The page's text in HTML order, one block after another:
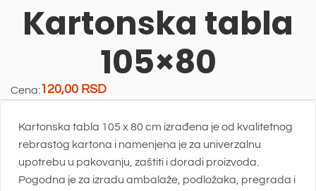
Kartonska tabla
105×80
Cena:120,00 RSD
Kartonska tabla 105 x 80 cm izrađena je od kvalitetnog
rebrastog kartona i namenjena je za univerzalnu
upotrebu u pakovanju, zaštiti i doradi proizvoda.
Pogodna je za izradu ambalaže, podložaka, pregrada i